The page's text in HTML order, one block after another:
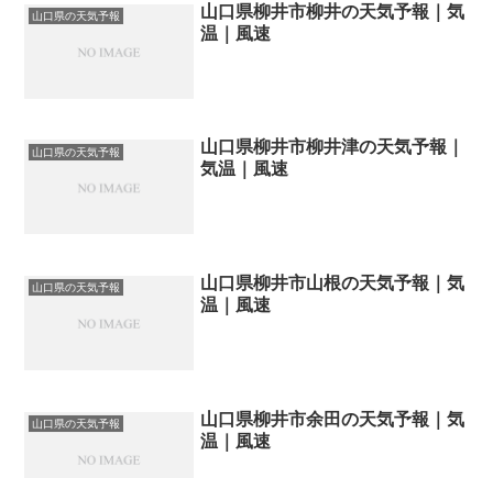
山口県の天気予報
山口県柳井市柳井の天気予報｜気
温｜風速
山口県の天気予報
山口県柳井市柳井津の天気予報｜
気温｜風速
山口県の天気予報
山口県柳井市山根の天気予報｜気
温｜風速
山口県の天気予報
山口県柳井市余田の天気予報｜気
温｜風速